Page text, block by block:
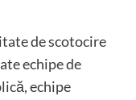
de scotocire
echipe de
echipe